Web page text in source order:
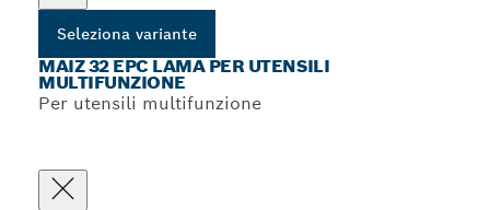
Seleziona variante
MAIZ 32 EPC LAMA PER UTENSILI
MULTIFUNZIONE
Per utensili multifunzione